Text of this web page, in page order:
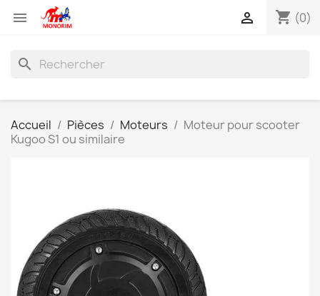
 shopping_cart (0)

search
Accueil Pièces Moteurs
Moteur pour scooter
Kugoo S1 ou similaire